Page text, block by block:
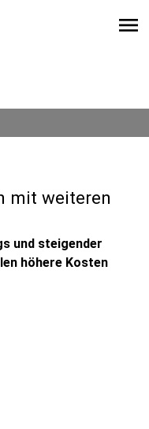
menu
mit weiteren
und steigender
höhere Kosten